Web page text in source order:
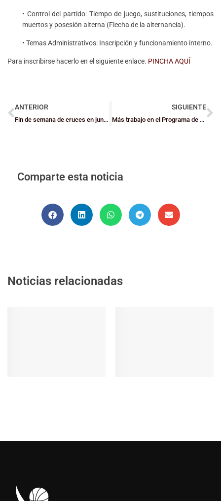
• Control del partido: Tiempo de juego, sustituciones, tiempos
muertos y posesión alterna (Flecha de la alternancia).
• Temas Administrativos: Inscripción y funcionamiento interno.
Para inscribirse hacerlo en el siguiente enlace. PINCHA AQUÍ
ANTERIOR
Fin de semana de cruces en junior y cadete
SIGUIENTE
Más trabajo en el Programa de Tecnificación
Comparte esta noticia
Noticias relacionadas